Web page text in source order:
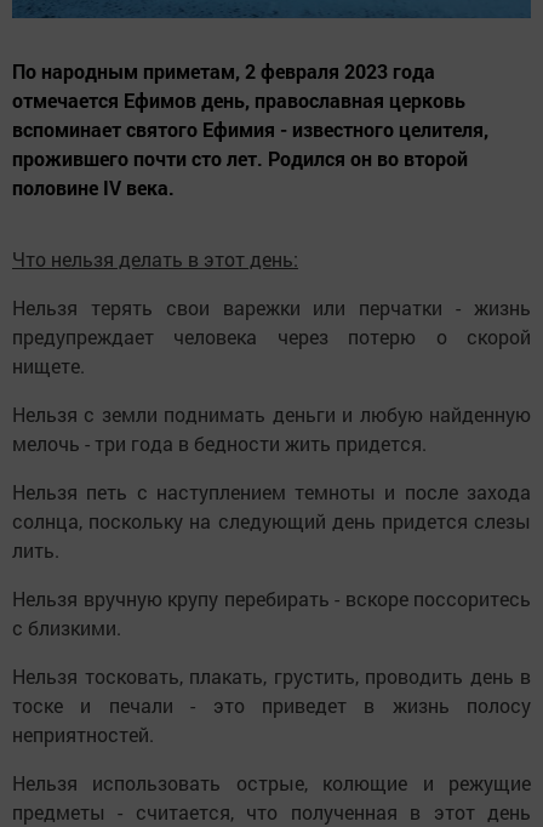
По народным приметам, 2 февраля 2023 года
отмечается Ефимов день, православная церковь
вспоминает святого Ефимия - известного целителя,
прожившего почти сто лет. Родился он во второй
половине IV века.
Что нельзя делать в этот день:
Нельзя терять свои варежки или перчатки - жизнь
предупреждает человека через потерю о скорой
нищете.
Нельзя с земли поднимать деньги и любую найденную
мелочь - три года в бедности жить придется.
Нельзя петь с наступлением темноты и после захода
солнца, поскольку на следующий день придется слезы
лить.
Нельзя вручную крупу перебирать - вскоре поссоритесь
с близкими.
Нельзя тосковать, плакать, грустить, проводить день в
тоске и печали - это приведет в жизнь полосу
неприятностей.
Нельзя использовать острые, колющие и режущие
предметы - считается, что полученная в этот день